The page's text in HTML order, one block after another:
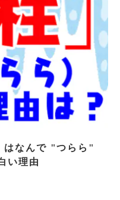
はなんで "つらら"
い理由